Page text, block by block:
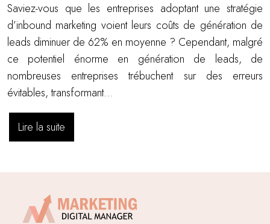
Saviez-vous que les entreprises adoptant une stratégie
d’inbound marketing voient leurs coûts de génération de
leads diminuer de 62% en moyenne ? Cependant, malgré
ce potentiel énorme en génération de leads, de
nombreuses entreprises trébuchent sur des erreurs
évitables, transformant…
Lire la suite